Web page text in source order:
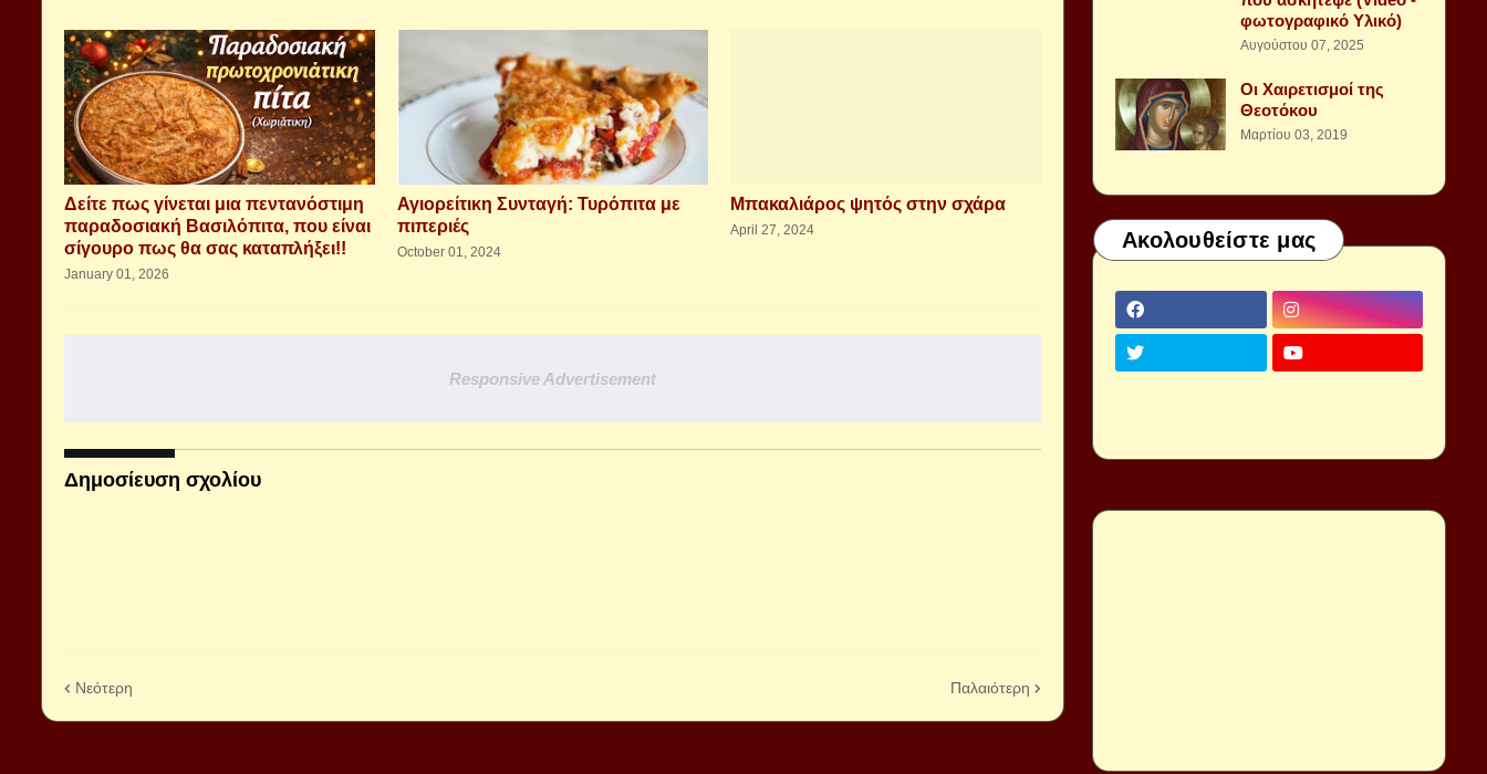
Δείτε πως γίνεται μια πεντανόστιμη
παραδοσιακή Βασιλόπιτα, που είναι
σίγουρο πως θα σας καταπλήξει!!
January 01, 2026
Αγιορείτικη Συνταγή: Τυρόπιτα με
πιπεριές
October 01, 2024
Μπακαλιάρος ψητός στην σχάρα
April 27, 2024
Responsive Advertisement
Δημοσίευση σχολίου
Νεότερη Παλαιότερη
φωτογραφικό Υλικό)
Αυγούστου 07, 2025
Οι Χαιρετισμοί της
Θεοτόκου
Μαρτίου 03, 2019
Ακολουθείστε μας